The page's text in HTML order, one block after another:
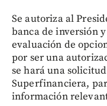
Se autoriza al
banca de inversión
evaluación de
por ser una
se hará una
Superfinanciera,
información